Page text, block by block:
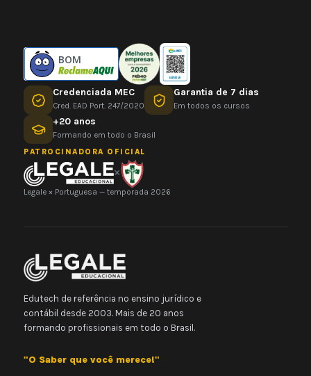
BOM
Credenciada MEC
Cred. EAD Port. 247/2020
Garantia de 7 dias
Em todos os cursos
+20 anos
Formando em todo o Brasil
PATROCINADORA OFICIAL
×
Legale × Portuguesa — temporada 2026
Edutech de referência no ensino jurídico e
contábil desde 2003. Mais de 20 anos
formando profissionais em todo o Brasil.
"O Saber que você merece!"